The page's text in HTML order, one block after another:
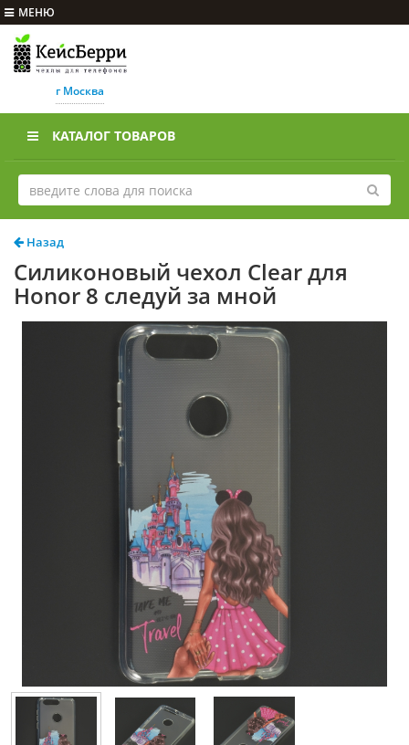
МЕНЮ
г Москва
КАТАЛОГ ТОВАРОВ
Назад
Силиконовый чехол Clear для
Honor 8 следуй за мной